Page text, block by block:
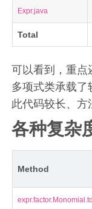
Expr.java
Total
可以看到，重
多项式类承载了
此代码较长、方
各种复杂
Method